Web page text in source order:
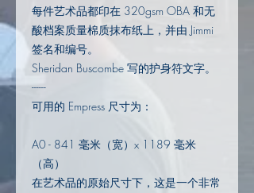
每件艺术品都印在 320gsm OBA 和无
酸档案质量棉质抹布纸上，并由 Jimmi
签名和编号。
Sheridan Buscombe 写的护身符文字。
------
可用的 Empress 尺寸为：
A0 - 841 毫米（宽）x 1189 毫米
（高）
在艺术品的原始尺寸下，这是一个非常